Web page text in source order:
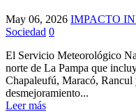
May 06, 2026 IMPACTO
Sociedad 0
El Servicio Meteorológico
norte de La Pampa que
Chapaleufú, Maracó, Rancul
desmejoramiento...
Leer más